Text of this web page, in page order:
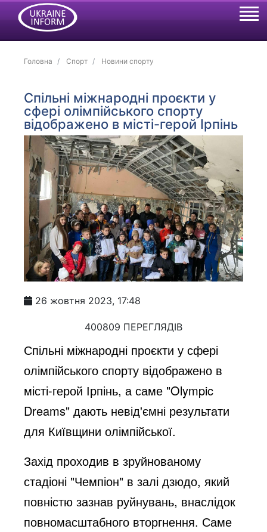
Головна Спорт Новини спорту
Спільні міжнародні проєкти у
сфері олімпійського спорту
відображено в місті-герой Ірпінь
26 жовтня 2023, 17:48
400809 ПЕРЕГЛЯДІВ
Спільні міжнародні проєкти у сфері
олімпійського спорту відображено в
місті-герой Ірпінь, а саме "Olympic
Dreams" дають невід'ємні результати
для Київщини олімпійської.
Захід проходив в зруйнованому
стадіоні "Чемпіон" в залі дзюдо, який
повністю зазнав руйнувань, внаслідок
повномасштабного вторгнення. Саме